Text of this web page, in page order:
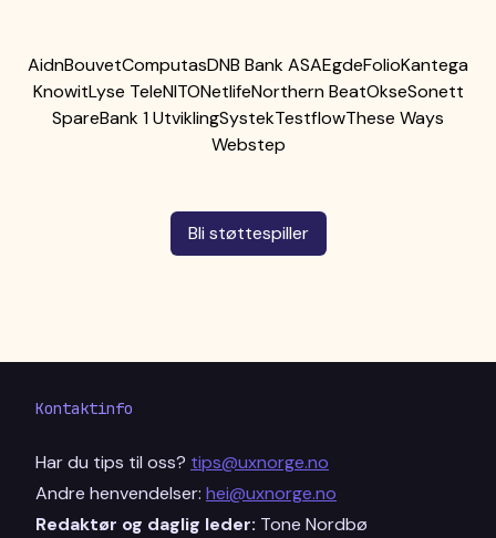
AidnBouvetComputasDNB Bank ASAEgdeFolioKantega
KnowitLyse TeleNITONetlifeNorthern BeatOkseSonett
SpareBank 1 UtviklingSystekTestflowThese Ways
Webstep
Bli støttespiller
Kontaktinfo
Har du tips til oss? tips@uxnorge.no
Andre henvendelser: hei@uxnorge.no
Redaktør og daglig leder: Tone Nordbø